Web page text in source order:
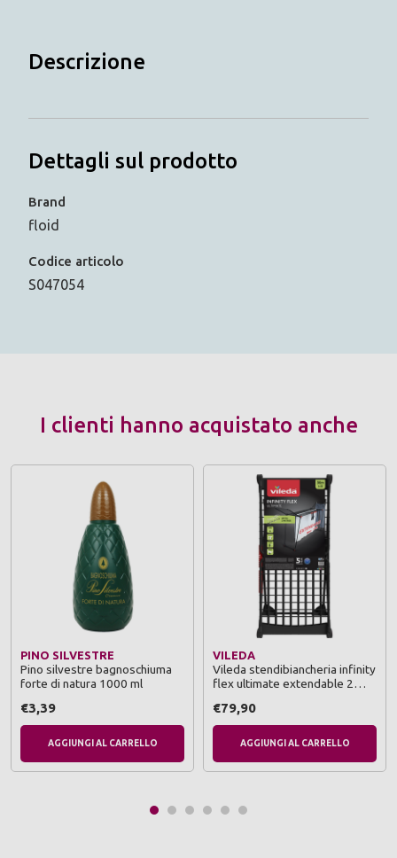
Descrizione
Dettagli sul prodotto
Brand
floid
Codice articolo
S047054
I clienti hanno acquistato anche
PINO SILVESTRE
Pino silvestre bagnoschiuma
forte di natura 1000 ml
€3,39
AGGIUNGI AL CARRELLO
VILEDA
Vileda stendibiancheria infinity
flex ultimate extendable 2
€79,90
AGGIUNGI AL CARRELLO